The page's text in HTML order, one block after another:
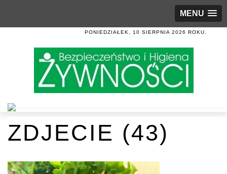
MENU
PONIEDZIAŁEK, 10 SIERPNIA 2026 ROKU.
ZDJECIE (43)